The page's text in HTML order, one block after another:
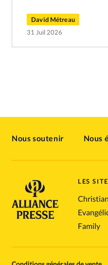
David Métreau
31 Juil 2026
Nous soutenir Nous
LES
Family